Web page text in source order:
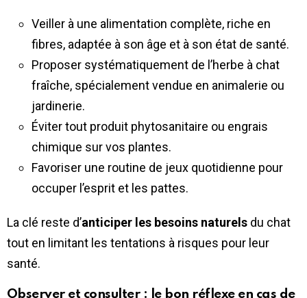
Veiller à une alimentation complète, riche en
fibres, adaptée à son âge et à son état de santé.
Proposer systématiquement de l’herbe à chat
fraîche, spécialement vendue en animalerie ou
jardinerie.
Éviter tout produit phytosanitaire ou engrais
chimique sur vos plantes.
Favoriser une routine de jeux quotidienne pour
occuper l’esprit et les pattes.
La clé reste d’anticiper les besoins naturels du chat
tout en limitant les tentations à risques pour leur
santé.
Observer et consulter : le bon réflexe en cas de